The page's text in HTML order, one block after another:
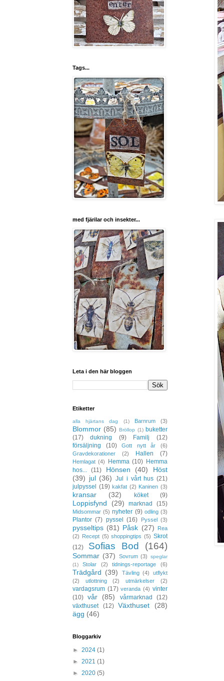
Tags...
med fjärilar och insekter...
Leta i den här bloggen
Etiketter
alla hjärtans dag (1) Barnrum (3)
Blommor (85) Bröllop (1) buketter
(17)
dukning (9) Familj
(12)
försäljning
(10) Gott nytt år
(6)
Gravdekorationer
(2) Hallen (7)
Hemlagat (4) Hemma (10) Hemma
hos...
(11) Hönsen (40)
Höst
(39) jul (36) Jul i vårt hus (21)
julpyssel
(19) kakfat (2) Kaninen (3)
kransar (32) köket (9)
Loppisfynd (29) marknad (15)
Midsommar (5) nyheter (9) odling (3)
Plantor (7) pyssel (16) Pyssel (3)
pysseltips (81) Påsk (27)
Rea
(2) Recept (5) shoppingtips (5) Skrot
(12)
Sofias Bod (164)
Sommar (37) Sovrum (3)
speglar
(1)
Stolar (2) tidnings-reportage (6)
Trädgård (39) Tävling (4)
utflykt
(2)
utlottning (2) utmärkelser (2)
vardagsrum (17) veranda (4) vinter
(10) vår (85) vårmarknad
(12)
växthuset
(12) Växthuset
(28)
ägg (46)
Bloggarkiv
► 2024 (1)
► 2021 (1)
► 2020 (5)